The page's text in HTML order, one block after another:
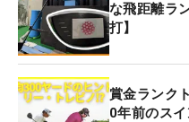
な飛距離ラ
打】
賞金ランク
0年前のス